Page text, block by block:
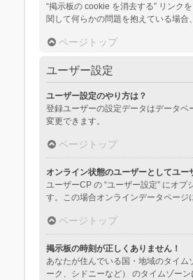
“掲示板の cookie を消去する” リンク
関して何らかの問題を抱えている場合
ページトップ
ユーザー設定
ユーザー設定のやり方は？
登録ユーザーの設定データはデータ
変更できます。
ページトップ
オンライン状態のユーザーとしてユ
ユーザーCP の “ユーザー設定” にオプ
す。この場合オンラインデータページ
ページトップ
掲示板の時刻が正しくありません！
あなたが住んでいる国・地域のタイ
ーク、シドニーなど） のタイムゾー